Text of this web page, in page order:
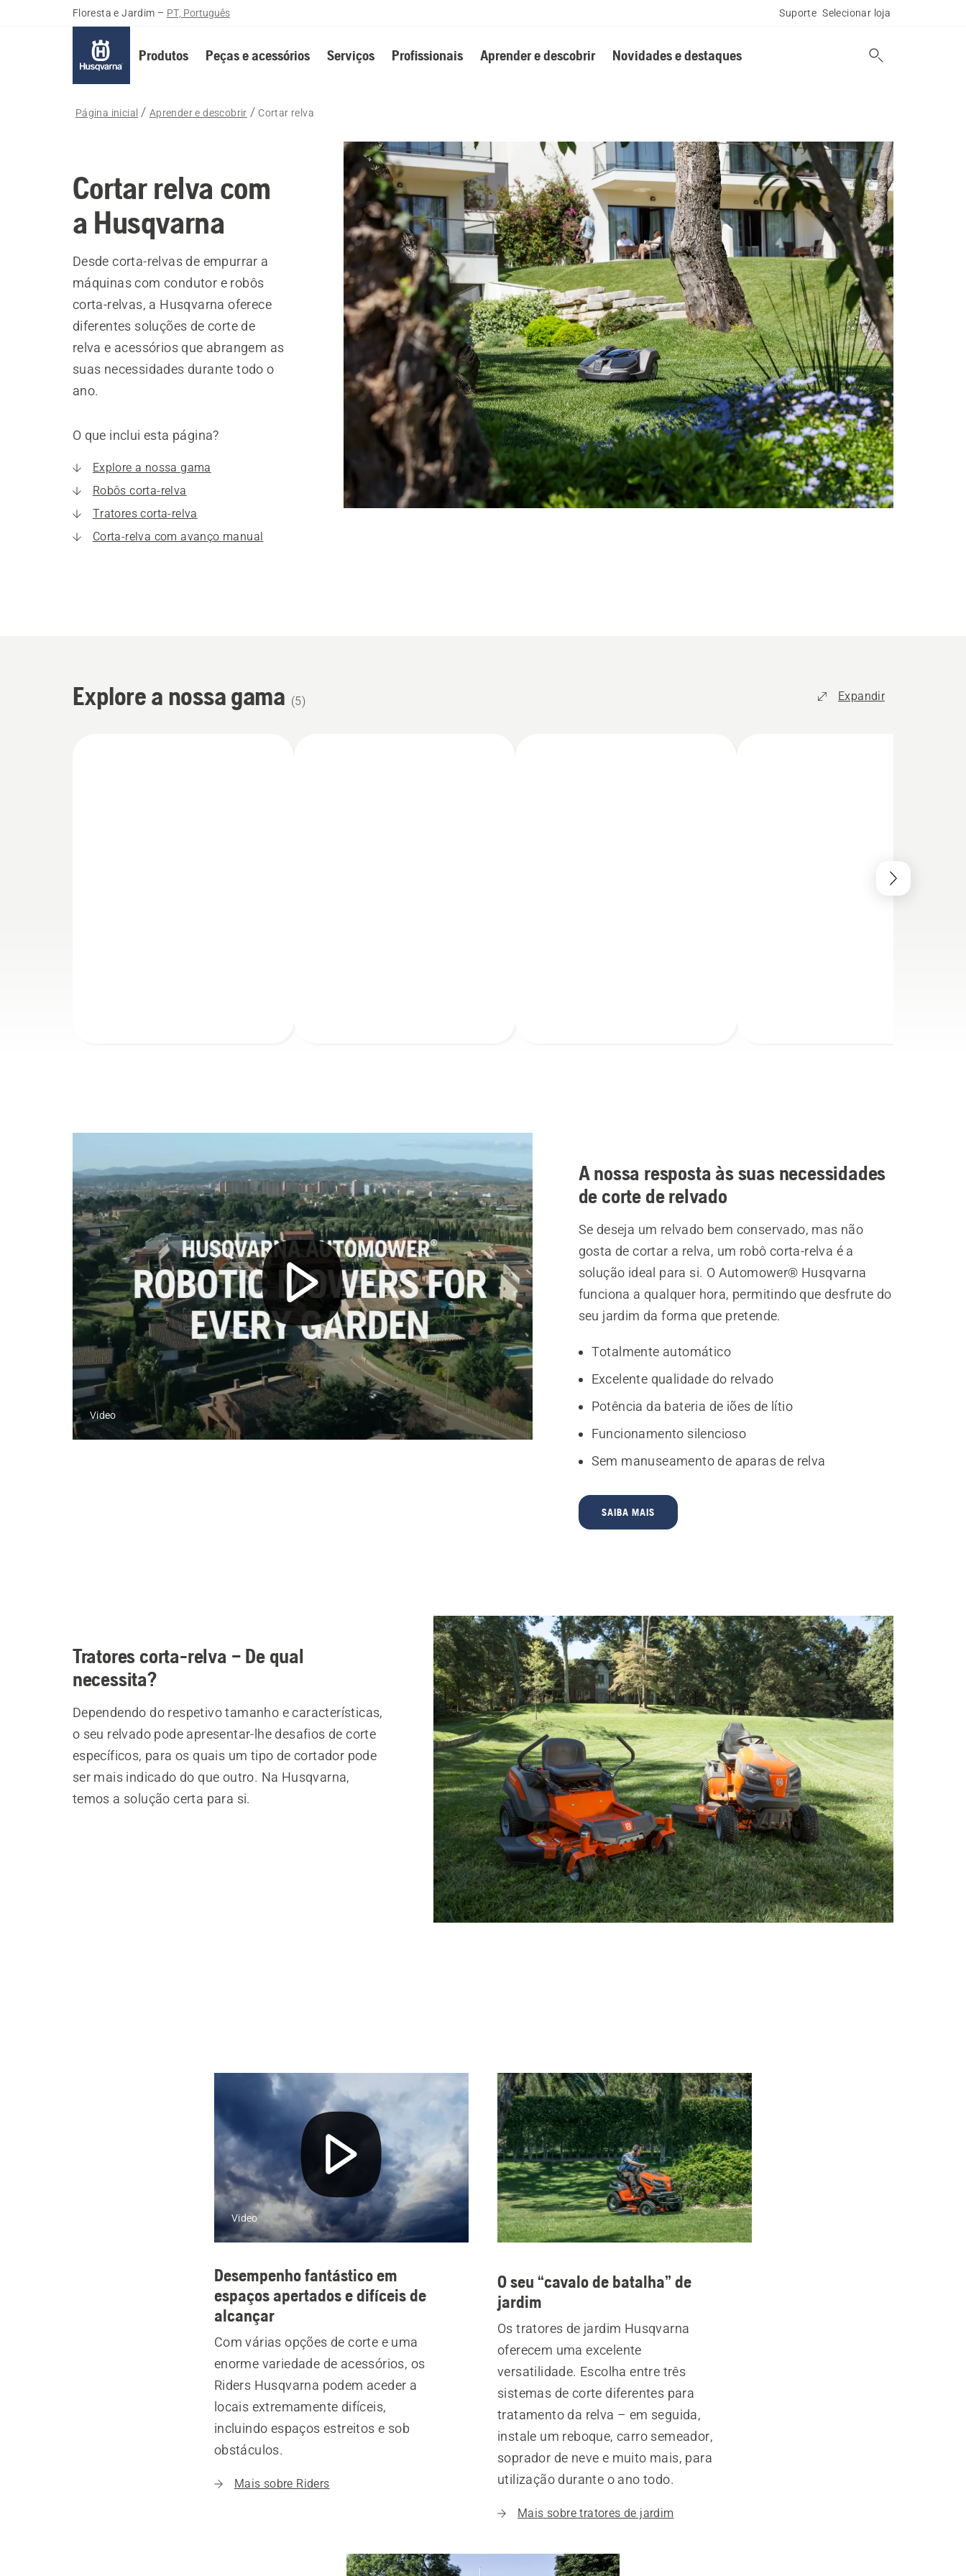
Floresta e Jardim – PT, Português Suporte Selecionar loja
Produtos Peças e acessórios Serviços Profissionais Aprender e descobrir Novidades e destaques
Página inicial Aprender e descobrir Cortar relva
Cortar relva com
a Husqvarna
Desde corta-relvas de empurrar a
máquinas com condutor e robôs
corta-relvas, a Husqvarna oferece
diferentes soluções de corte de
relva e acessórios que abrangem as
suas necessidades durante todo o
ano.
O que inclui esta página?
Explore a nossa gama
Robôs corta-relva
Tratores corta-relva
Corta-relva com avanço manual
Explore a nossa gama (5) Expandir
Video
A nossa resposta às suas necessidades
de corte de relvado
Se deseja um relvado bem conservado, mas não
gosta de cortar a relva, um robô corta-relva é a
solução ideal para si. O Automower® Husqvarna
funciona a qualquer hora, permitindo que desfrute do
seu jardim da forma que pretende.
Totalmente automático
Excelente qualidade do relvado
Potência da bateria de iões de lítio
Funcionamento silencioso
Sem manuseamento de aparas de relva
SAIBA MAIS
Tratores corta-relva – De qual
necessita?
Dependendo do respetivo tamanho e características,
o seu relvado pode apresentar-lhe desafios de corte
específicos, para os quais um tipo de cortador pode
ser mais indicado do que outro. Na Husqvarna,
temos a solução certa para si.
Video
Desempenho fantástico em
espaços apertados e difíceis de
alcançar
Com várias opções de corte e uma
enorme variedade de acessórios, os
Riders Husqvarna podem aceder a
locais extremamente difíceis,
incluindo espaços estreitos e sob
obstáculos.
Mais sobre Riders
O seu “cavalo de batalha” de
jardim
Os tratores de jardim Husqvarna
oferecem uma excelente
versatilidade. Escolha entre três
sistemas de corte diferentes para
tratamento da relva – em seguida,
instale um reboque, carro semeador,
soprador de neve e muito mais, para
utilização durante o ano todo.
Mais sobre tratores de jardim